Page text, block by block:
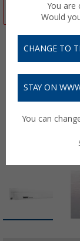
-29% You are
Would
CHANGE TO
STAY ON
You can